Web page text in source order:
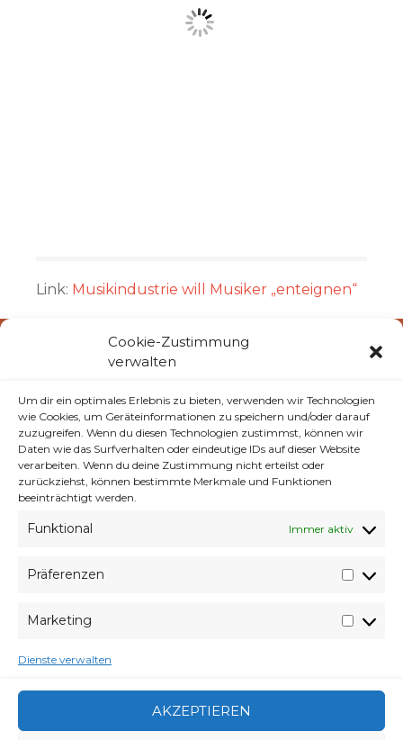
Cookie-Zustimmung
verwalten
Um dir ein optimales Erlebnis zu bieten, verwenden wir Technologien
wie Cookies, um Geräteinformationen zu speichern und/oder darauf
zuzugreifen. Wenn du diesen Technologien zustimmst, können wir
Daten wie das Surfverhalten oder eindeutige IDs auf dieser Website
verarbeiten. Wenn du deine Zustimmung nicht erteilst oder
zurückziehst, können bestimmte Merkmale und Funktionen
beeinträchtigt werden.
Funktional Immer aktiv
Präferenzen
Marketing
Dienste verwalten
AKZEPTIEREN
Link: Musikindustrie will Musiker „enteignen“
damit Nutzungsrechte nicht nach 35 Jahren an
Bands zurückfallen
Die Medienindustrie gibt sich bei ihrer
Lobbyarbeit zu Ausweitung von
Monopolansprüchen stets als Schützerin
benachteiligter Urheber. Die aktuellen Pläne der
zwischen den beiden Gruppen ein erheblicher
soll, den Musik Artikel oder das zeug da mit